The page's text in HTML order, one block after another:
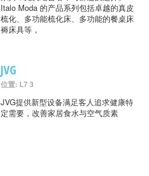
Italo Moda 的产品系列包括卓越的真皮
梳化、多功能梳化床、多功能的餐桌床
褥床具等，
JVG
位置: L7 3
JVG提供新型设备满足客人追求健康特
定需要，改善家居食水与空气质素